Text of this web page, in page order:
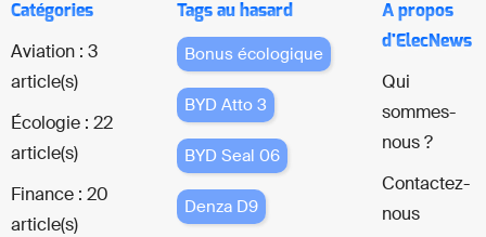
Catégories
Aviation : 3
article(s)
Écologie : 22
article(s)
Finance : 20
article(s)
Tags au hasard
Bonus écologique
BYD Atto 3
BYD Seal 06
Denza D9
A propos
d'ElecNews
Qui
sommes-
nous ?
Contactez-
nous